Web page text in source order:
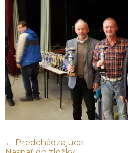
← Predchádzajúce